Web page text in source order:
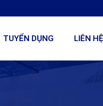
TUYỂN DỤNG LIÊN HỆ